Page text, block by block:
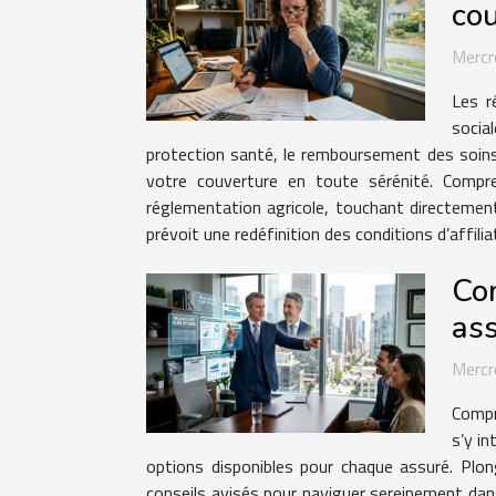
Les
protection santé, le remboursement des
votre couverture en toute sérénité.
réglementation agricole, touchant
prévoit une redéfinition des conditions
s’y
options disponibles pour chaque assuré.